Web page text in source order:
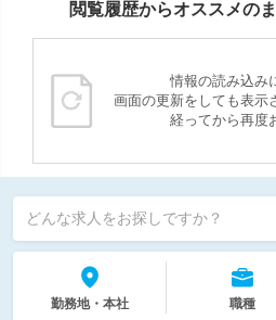
閲覧履歴からオススメの
情報の読み込み
画面の更新をしても表示
経ってから再度
どんな求人をお探しですか？
勤務地・本社 職種